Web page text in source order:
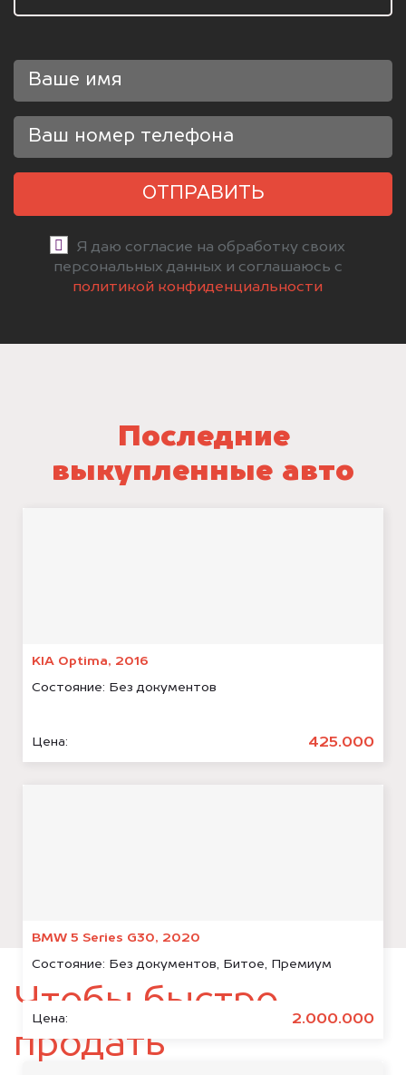
ОТПРАВИТЬ
Я даю согласие на обработку своих
персональных данных и соглашаюсь с
политикой конфиденциальности
Последние
выкупленные авто
KIA Optima, 2016
Состояние: Без документов
Цена: 425.000
BMW 5 Series G30, 2020
Состояние: Без документов, Битое, Премиум
Цена: 2.000.000
Чтобы быстро
продать